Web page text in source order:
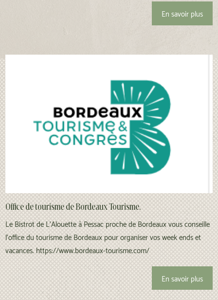
En savoir plus
Office de tourisme de Bordeaux Tourisme.
Le Bistrot de L'Alouette à Pessac proche de Bordeaux vous conseille
l'office du tourisme de Bordeaux pour organiser vos week ends et
vacances. https://www.bordeaux-tourisme.com/
En savoir plus